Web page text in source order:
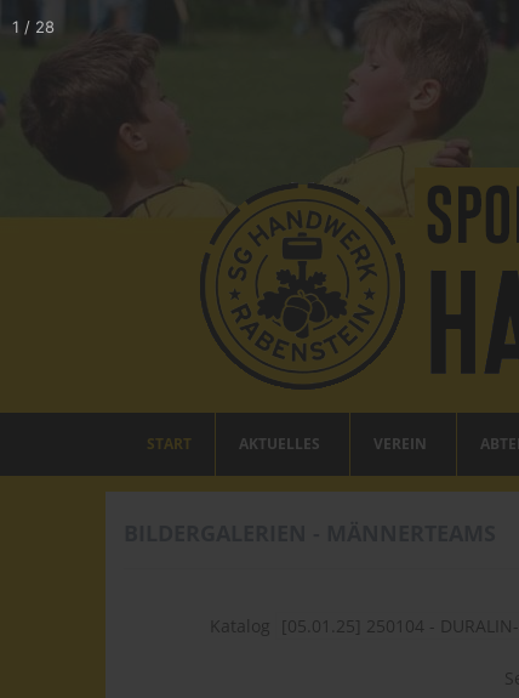
START AKTUELLES VEREIN
Katalog
1 / 28